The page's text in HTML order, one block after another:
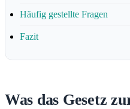
Häufig gestellte Fragen
Fazit
Was das Gesetz